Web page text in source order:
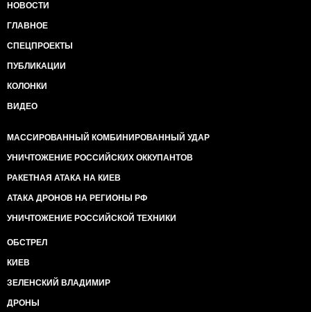
НОВОСТИ
ГЛАВНОЕ
СПЕЦПРОЕКТЫ
ПУБЛИКАЦИИ
КОЛОНКИ
ВИДЕО
МАССИРОВАННЫЙ КОМБИНИРОВАННЫЙ УДАР
УНИЧТОЖЕНИЕ РОССИЙСКИХ ОККУПАНТОВ
РАКЕТНАЯ АТАКА НА КИЕВ
АТАКА ДРОНОВ НА РЕГИОНЫ РФ
УНИЧТОЖЕНИЕ РОССИЙСКОЙ ТЕХНИКИ
ОБСТРЕЛ
КИЕВ
ЗЕЛЕНСКИЙ ВЛАДИМИР
ДРОНЫ